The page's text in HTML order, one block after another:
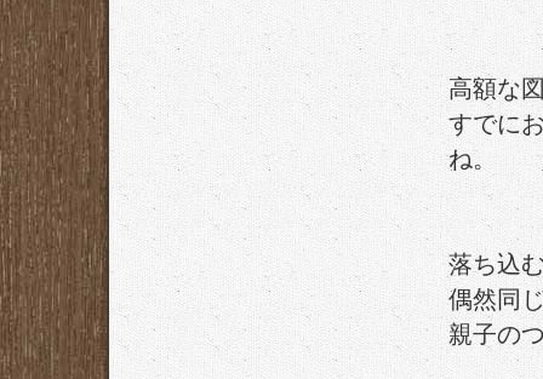
高額な
すでに
ね。
落ち込
偶然同
親子の